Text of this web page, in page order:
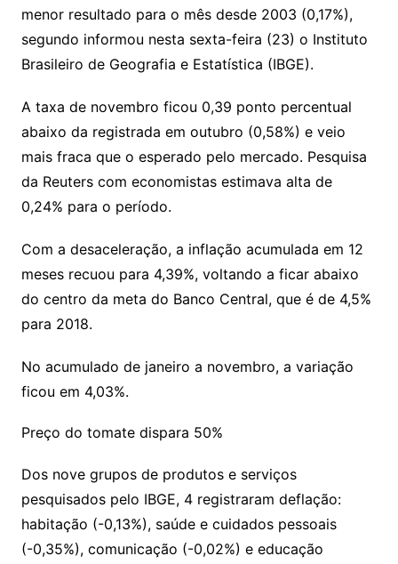
menor resultado para o mês desde 2003 (0,17%),
segundo informou nesta sexta-feira (23) o Instituto
Brasileiro de Geografia e Estatística (IBGE).
A taxa de novembro ficou 0,39 ponto percentual
abaixo da registrada em outubro (0,58%) e veio
mais fraca que o esperado pelo mercado. Pesquisa
da Reuters com economistas estimava alta de
0,24% para o período.
Com a desaceleração, a inflação acumulada em 12
meses recuou para 4,39%, voltando a ficar abaixo
do centro da meta do Banco Central, que é de 4,5%
para 2018.
No acumulado de janeiro a novembro, a variação
ficou em 4,03%.
Preço do tomate dispara 50%
Dos nove grupos de produtos e serviços
pesquisados pelo IBGE, 4 registraram deflação:
habitação (-0,13%), saúde e cuidados pessoais
(-0,35%), comunicação (-0,02%) e educação